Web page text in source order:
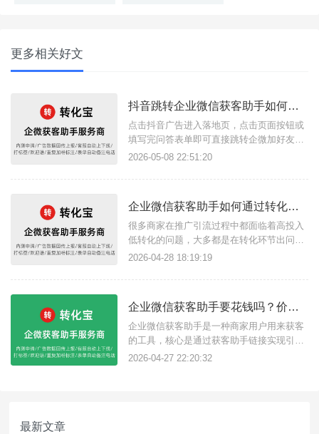
更多相关好文
抖音跳转企业微信获客助手如何搭建落地页？
点击抖音广告进入落地页，点击页面按钮或
填写完问答表单即可直接跳转企微加好友页
面，这样的广告引流方案是如何实现的？其
地页搭建功能即可，获客助手支持任意场景
量转化的方式尤其适合商家用户构建私域流
量。简单几步快速搭建广告落地页链
2026-05-08 22:51:20
企业微信获客助手如何通过转化宝做到高效精准的链路引流方式？
很多商家在推广引流过程中都面临着高投入
低转化的问题，大多都是在转化环节出问
题，不妨试试转化宝获客助手这款工具，支
面，还具有很多推广引流所需功能，下面我
高效精准的链路引流方式？一、活码结合链
接引流获客链接其实就是企微活码加上
2026-04-28 18:19:19
企业微信获客助手要花钱吗？价格怎么样？获客助手有什么功能？
企业微信获客助手是一种商家用户用来获客
的工具，核心是通过获客助手链接实现引流
加粉，适用于各大广告平台投放及市面上短
2026-04-27 22:20:32
最新文章